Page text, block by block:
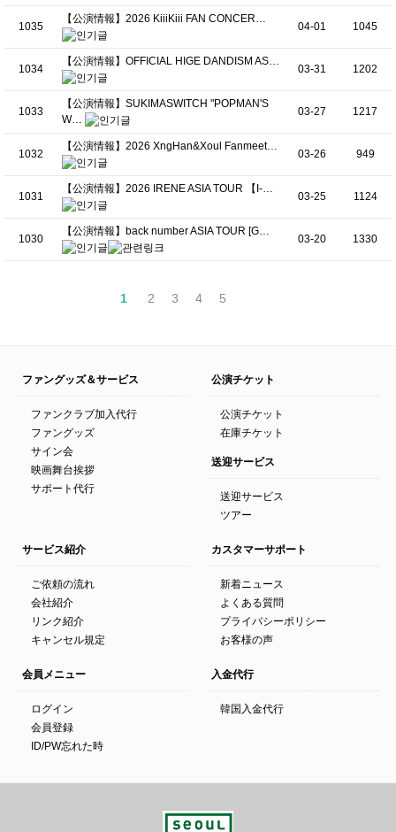
1035
【公演情報】2026 KiiiKiii FAN CONCER…
04-01 1045
1034
【公演情報】OFFICIAL HIGE DANDISM AS…
03-31 1202
1033
【公演情報】SUKIMASWITCH "POPMAN'S
W…
03-27 1217
1032
【公演情報】2026 XngHan&Xoul Fanmeet…
03-26 949
1031
【公演情報】2026 IRENE ASIA TOUR 【I-…
03-25 1124
1030
【公演情報】back number ASIA TOUR [G…
03-20 1330
1 2 3 4 5
ファングッズ＆サービス
ファンクラブ加入代行
ファングッズ
サイン会
映画舞台挨拶
サポート代行
公演チケット
公演チケット
在庫チケット
送迎サービス
送迎サービス
ツアー
サービス紹介
ご依頼の流れ
会社紹介
リンク紹介
キャンセル規定
カスタマーサポート
新着ニュース
よくある質問
プライバシーポリシー
お客様の声
会員メニュー
ログイン
会員登録
ID/PW忘れた時
入金代行
韓国入金代行